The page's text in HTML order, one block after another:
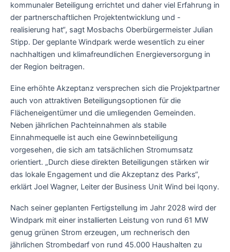
kommunaler Beteiligung errichtet und daher viel Erfahrung in
der partnerschaftlichen Projektentwicklung und -
realisierung hat“, sagt Mosbachs Oberbürgermeister Julian
Stipp. Der geplante Windpark werde wesentlich zu einer
nachhaltigen und klimafreundlichen Energieversorgung in
der Region beitragen.
Eine erhöhte Akzeptanz versprechen sich die Projektpartner
auch von attraktiven Beteiligungsoptionen für die
Flächeneigentümer und die umliegenden Gemeinden.
Neben jährlichen Pachteinnahmen als stabile
Einnahmequelle ist auch eine Gewinnbeteiligung
vorgesehen, die sich am tatsächlichen Stromumsatz
orientiert. „Durch diese direkten Beteiligungen stärken wir
das lokale Engagement und die Akzeptanz des Parks“,
erklärt Joel Wagner, Leiter der Business Unit Wind bei Iqony.
Nach seiner geplanten Fertigstellung im Jahr 2028 wird der
Windpark mit einer installierten Leistung von rund 61 MW
genug grünen Strom erzeugen, um rechnerisch den
jährlichen Strombedarf von rund 45.000 Haushalten zu